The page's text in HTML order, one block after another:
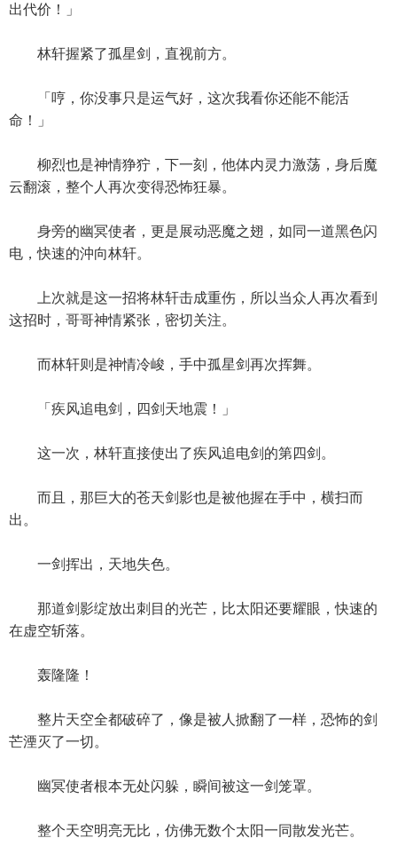
出代价！」
林轩握紧了孤星剑，直视前方。
「哼，你没事只是运气好，这次我看你还能不能活
命！」
柳烈也是神情狰狞，下一刻，他体内灵力激荡，身后魔
云翻滚，整个人再次变得恐怖狂暴。
身旁的幽冥使者，更是展动恶魔之翅，如同一道黑色闪
电，快速的沖向林轩。
上次就是这一招将林轩击成重伤，所以当众人再次看到
这招时，哥哥神情紧张，密切关注。
而林轩则是神情冷峻，手中孤星剑再次挥舞。
「疾风追电剑，四剑天地震！」
这一次，林轩直接使出了疾风追电剑的第四剑。
而且，那巨大的苍天剑影也是被他握在手中，横扫而
出。
一剑挥出，天地失色。
那道剑影绽放出刺目的光芒，比太阳还要耀眼，快速的
在虚空斩落。
轰隆隆！
整片天空全都破碎了，像是被人掀翻了一样，恐怖的剑
芒湮灭了一切。
幽冥使者根本无处闪躲，瞬间被这一剑笼罩。
整个天空明亮无比，仿佛无数个太阳一同散发光芒。